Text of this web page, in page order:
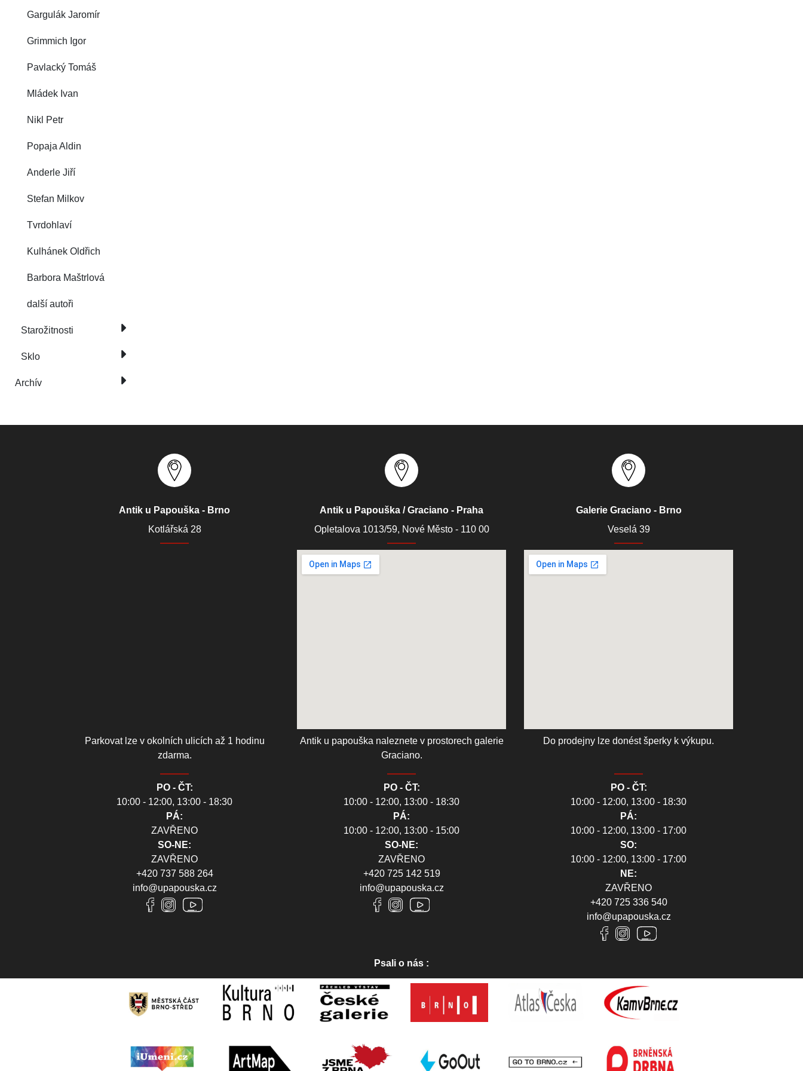
Gargulák Jaromír
Grimmich Igor
Pavlacký Tomáš
Mládek Ivan
Nikl Petr
Popaja Aldin
Anderle Jiří
Stefan Milkov
Tvrdohlaví
Kulhánek Oldřich
Barbora Maštrlová
další autoři
Starožitnosti
Sklo
Archív
Antik u Papouška - Brno
Kotlářská 28
Parkovat lze v okolních ulicích až 1 hodinu
zdarma.
Antik u Papouška / Graciano - Praha
Opletalova 1013/59, Nové Město - 110 00
Antik u papouška naleznete v prostorech galerie
Graciano.
Galerie Graciano - Brno
Veselá 39
Do prodejny lze donést šperky k výkupu.
PO - ČT:
10:00 - 12:00, 13:00 - 18:30
PÁ:
ZAVŘENO
SO-NE:
ZAVŘENO
+420 737 588 264
info@upapouska.cz
PO - ČT:
10:00 - 12:00, 13:00 - 18:30
PÁ:
10:00 - 12:00, 13:00 - 15:00
SO-NE:
ZAVŘENO
+420 725 142 519
info@upapouska.cz
PO - ČT:
10:00 - 12:00, 13:00 - 18:30
PÁ:
10:00 - 12:00, 13:00 - 17:00
SO:
10:00 - 12:00, 13:00 - 17:00
NE:
ZAVŘENO
+420 725 336 540
info@upapouska.cz
Psali o nás :